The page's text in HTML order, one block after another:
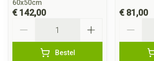
60x50cm
€ 142,00
Bestel
€ 81,00